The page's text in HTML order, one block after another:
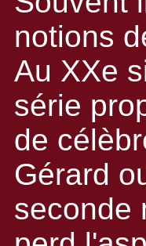
notions
Au XXe
série
de
Gérard
seconde